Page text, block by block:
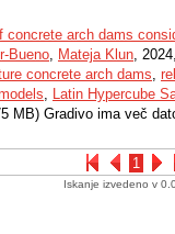
1
arch dams
Bueno, Mateja Klun,
concrete arch dams,
, Latin Hypercube
MB) Gradivo ima več
Iskanje izvedeno v